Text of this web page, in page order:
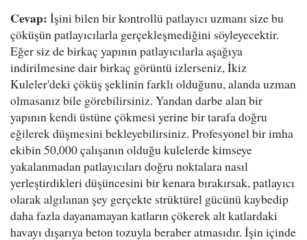
Cevap: İşini bilen bir kontrollü patlayıcı uzmanı size bu
çöküşün patlayıcılarla gerçekleşmediğini söyleyecektir.
Eğer siz de birkaç yapının patlayıcılarla aşağıya
indirilmesine dair birkaç görüntü izlerseniz, İkiz
Kuleler'deki çöküş şeklinin farklı olduğunu, alanda uzman
olmasanız bile görebilirsiniz. Yandan darbe alan bir
yapının kendi üstüne çökmesi yerine bir tarafa doğru
eğilerek düşmesini bekleyebilirsiniz. Profesyonel bir imha
ekibin 50,000 çalışanın olduğu kulelerde kimseye
yakalanmadan patlayıcıları doğru noktalara nasıl
yerleştirdikleri düşüncesini bir kenara bırakırsak, patlayıcı
olarak algılanan şey gerçekte strüktürel gücünü kaybedip
daha fazla dayanamayan katların çökerek alt katlardaki
havayı dışarıya beton tozuyla beraber atmasıdır. İşin içinde